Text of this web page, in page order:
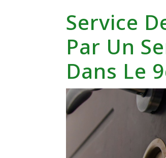
Service
Par Un
Dans Le